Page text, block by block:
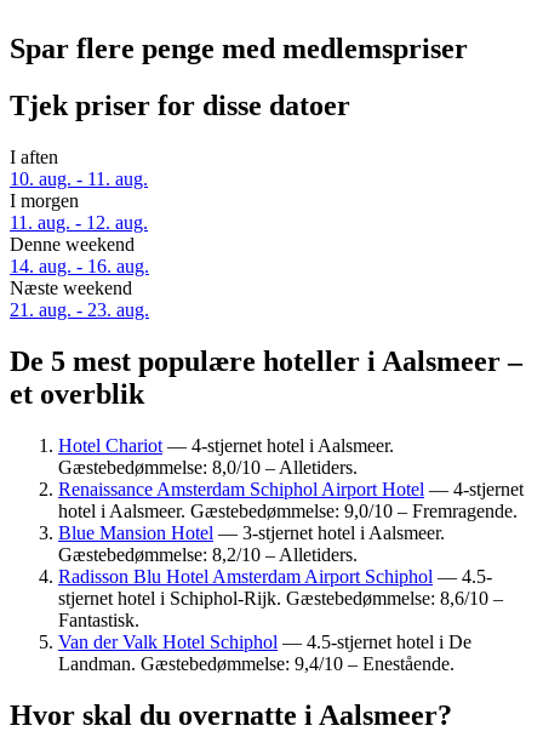
Spar flere penge med medlemspriser
Tjek priser for disse datoer
I aften
10. aug. - 11. aug.
I morgen
11. aug. - 12. aug.
Denne weekend
14. aug. - 16. aug.
Næste weekend
21. aug. - 23. aug.
De 5 mest populære hoteller i Aalsmeer –
et overblik
Hotel Chariot — 4-stjernet hotel i Aalsmeer.
Gæstebedømmelse: 8,0/10 – Alletiders.
Renaissance Amsterdam Schiphol Airport Hotel — 4-stjernet
hotel i Aalsmeer. Gæstebedømmelse: 9,0/10 – Fremragende.
Blue Mansion Hotel — 3-stjernet hotel i Aalsmeer.
Gæstebedømmelse: 8,2/10 – Alletiders.
Radisson Blu Hotel Amsterdam Airport Schiphol — 4.5-
stjernet hotel i Schiphol-Rijk. Gæstebedømmelse: 8,6/10 –
Fantastisk.
Van der Valk Hotel Schiphol — 4.5-stjernet hotel i De
Landman. Gæstebedømmelse: 9,4/10 – Enestående.
Hvor skal du overnatte i Aalsmeer?